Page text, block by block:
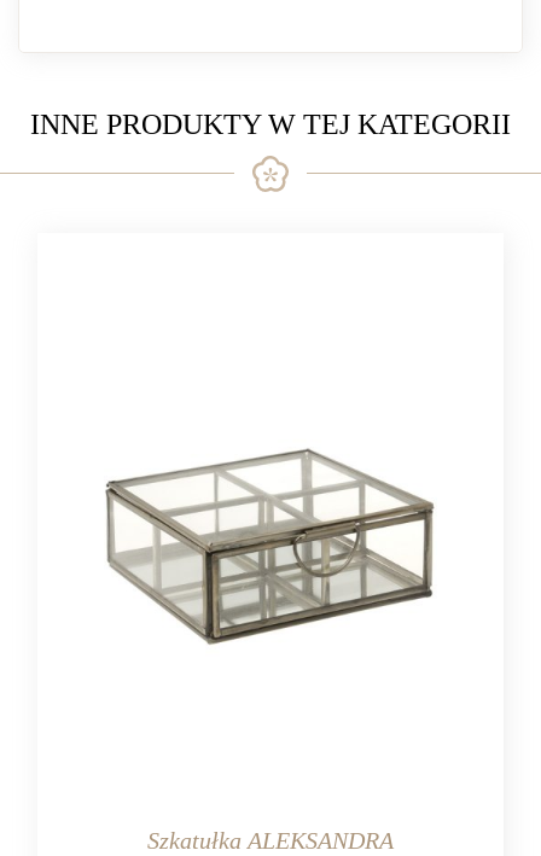
INNE PRODUKTY W TEJ KATEGORII
Szkatułka ALEKSANDRA